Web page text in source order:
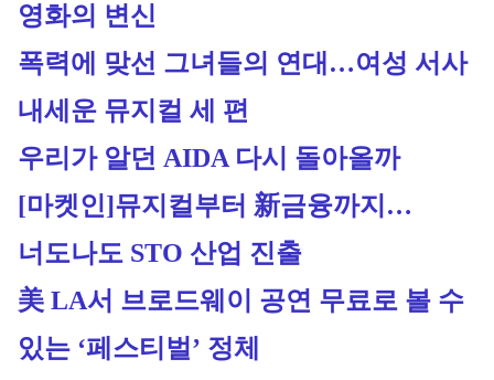
영화의 변신
폭력에 맞선 그녀들의 연대…여성 서사
내세운 뮤지컬 세 편
우리가 알던 AIDA 다시 돌아올까
[마켓인]뮤지컬부터 新금융까지…
너도나도 STO 산업 진출
美 LA서 브로드웨이 공연 무료로 볼 수
있는 ‘페스티벌’ 정체